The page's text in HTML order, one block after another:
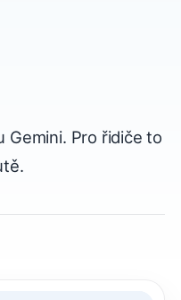
Gemini. Pro řidiče to